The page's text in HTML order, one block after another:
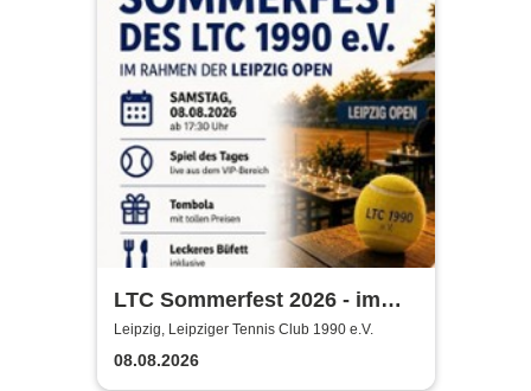
LTC Sommerfest 2026 - im
Rahmen der Leipzig Open
Leipzig, Leipziger Tennis Club 1990 e.V.
08.08.2026